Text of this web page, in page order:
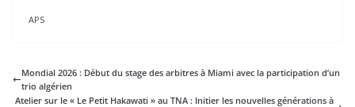
APS
Mondial 2026 : Début du stage des arbitres à Miami avec la participation d’un
trio algérien
Atelier sur le « Le Petit Hakawati » au TNA : Initier les nouvelles générations à